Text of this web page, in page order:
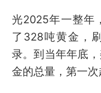
光2025年一整年
了328吨黄金，
录。到当年年底
金的总量，第一次